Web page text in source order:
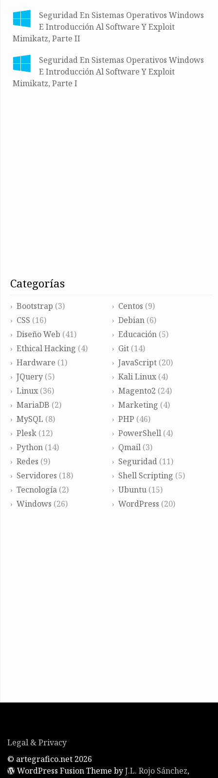
Seguridad En Sistemas Operativos Windows
E Introducción Al Software Y Exploit
Mimikatz, Parte II
Seguridad En Sistemas Operativos Windows
E Introducción Al Software Y Exploit
Mimikatz, Parte I
categorías
Bootstrap (3) Centos (9)
CSS (16) Debian(6)
Diseño Web (41) Educación(5)
Ethical Hacking (4) Git(14)
Hardware (1) JavaScript(20)
JQuery (5) Kali Linux(4)
Linux (36) Magento2 (24)
MariaDB (2) Marketing (4)
MySQL (8) PHP (46)
Plesk (12) PowerShell(4)
Python (14) Qmail(3)
Redes (9) Seguridad(11)
Servidores (18) Shell Scripting (5)
Tecnología (2) Ubuntu(15)
Windows (26) WordPress (20)
Legal & Privacy
© artegrafico.net 2026
WordPress Fusion Theme byJ.L. Rojo Sánchez,